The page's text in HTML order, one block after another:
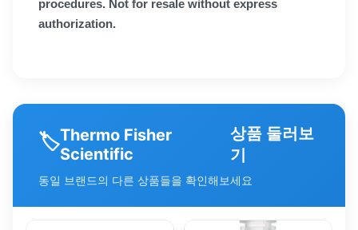
procedures. Not for resale without express
authorization.
🏷️Thermo Fisher
Scientific
상품 둘러보
기
동일 브랜드의 다른 상품들을 확인해보세요